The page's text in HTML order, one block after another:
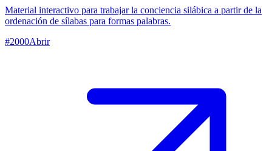
Material interactivo para trabajar la conciencia silábica a partir de la
ordenación de sílabas para formas palabras.
#2000Abrir